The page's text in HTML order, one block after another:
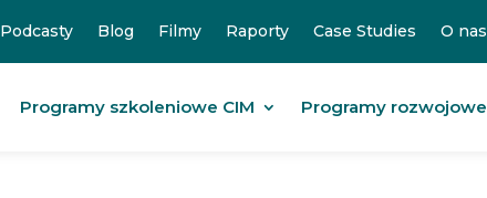
Podcasty Blog Filmy Raporty Case Studies O nas
Programy szkoleniowe CIM Programy rozwojowe